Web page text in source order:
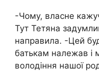
-Чому, власне
Тут Тетяна
направила. -Цей
батькам належав і
володіння нашої